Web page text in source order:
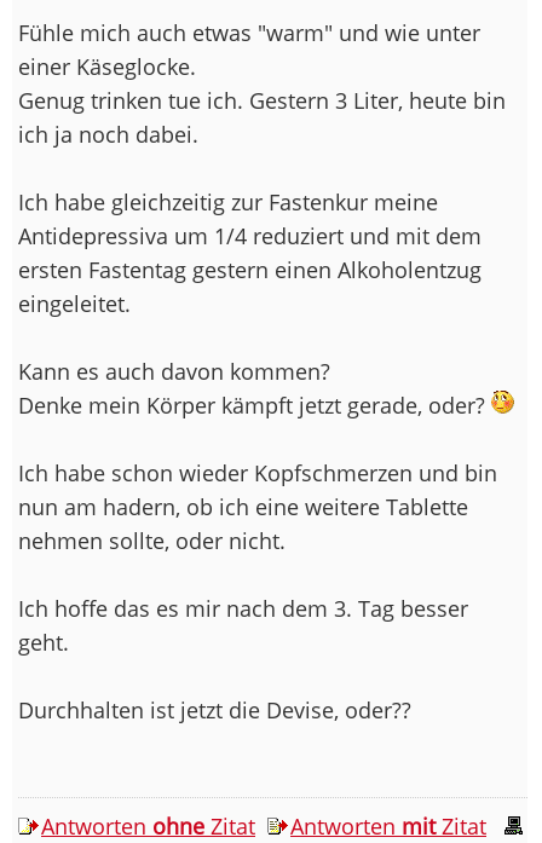
Fühle mich auch etwas "warm" und wie unter
einer Käseglocke.
Genug trinken tue ich. Gestern 3 Liter, heute bin
ich ja noch dabei.
Ich habe gleichzeitig zur Fastenkur meine
Antidepressiva um 1/4 reduziert und mit dem
ersten Fastentag gestern einen Alkoholentzug
eingeleitet.
Kann es auch davon kommen?
Denke mein Körper kämpft jetzt gerade, oder?
Ich habe schon wieder Kopfschmerzen und bin
nun am hadern, ob ich eine weitere Tablette
nehmen sollte, oder nicht.
Ich hoffe das es mir nach dem 3. Tag besser
geht.
Durchhalten ist jetzt die Devise, oder??
Antworten ohne Zitat Antworten mitZitat